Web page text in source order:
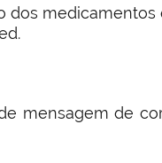
mensagem de